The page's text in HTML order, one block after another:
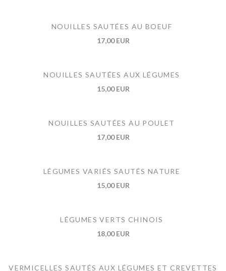
NOUILLES SAUTÉES AU BOEUF
17,00 EUR
NOUILLES SAUTÉES AUX LÉGUMES
15,00 EUR
NOUILLES SAUTÉES AU POULET
17,00 EUR
LÉGUMES VARIÉS SAUTÉS NATURE
15,00 EUR
LÉGUMES VERTS CHINOIS
18,00 EUR
VERMICELLES SAUTÉS AUX LÉGUMES ET CREVETTES